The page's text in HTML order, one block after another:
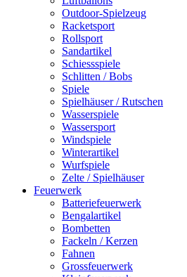
Outdoor-Spielzeug
Racketsport
Rollsport
Sandartikel
Schiessspiele
Schlitten / Bobs
Spiele
Spielhäuser / Rutschen
Wasserspiele
Wassersport
Windspiele
Winterartikel
Wurfspiele
Zelte / Spielhäuser
Feuerwerk
Batteriefeuerwerk
Bengalartikel
Bombetten
Fackeln / Kerzen
Fahnen
Grossfeuerwerk